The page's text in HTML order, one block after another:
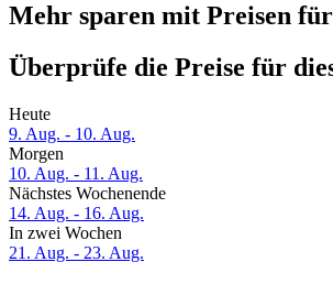
Mehr sparen mit Preisen
Überprüfe die Preise für
Heute
9. Aug. - 10. Aug.
Morgen
10. Aug. - 11. Aug.
Nächstes Wochenende
14. Aug. - 16. Aug.
In zwei Wochen
21. Aug. - 23. Aug.